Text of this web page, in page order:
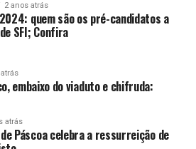
considerados as duas principais
durante anos, antes de a área se
tecnológica.
ANÚNCIO
atuando no regime físico
seis unidades operacionais. A
nos próximos cinco
cerca de 1.800 metros
para mais de 400 profissionais
2 anos atrás
quem são os pré-candidatos a
SFI; Confira
embaixo do viaduto e chifruda:
atrás
Páscoa celebra a ressurreição de